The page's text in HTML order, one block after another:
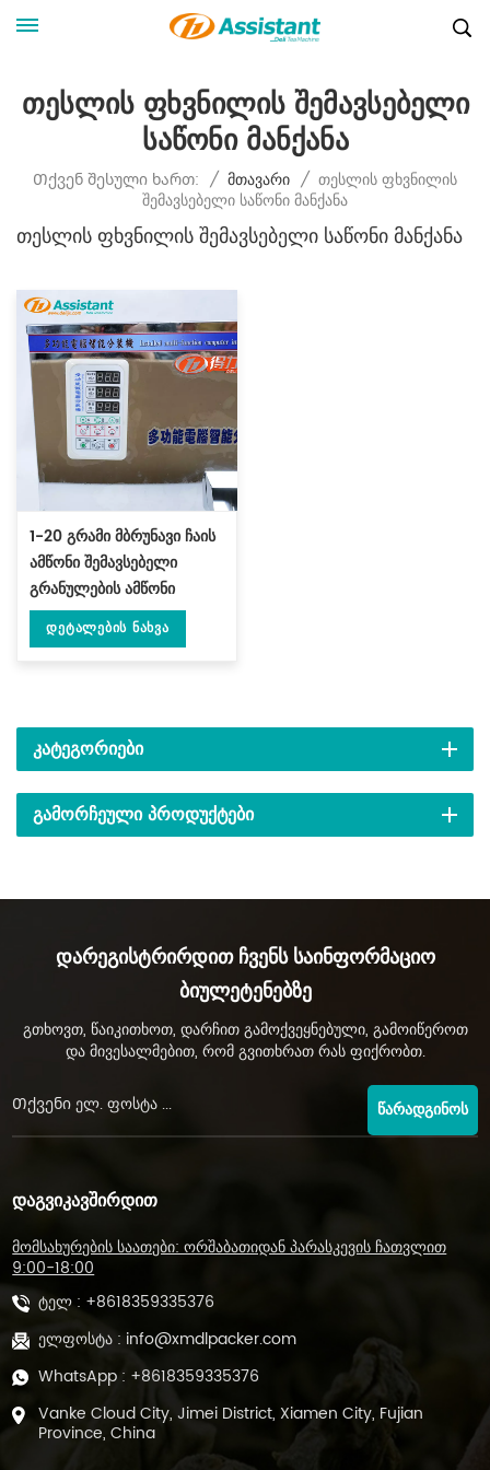
Თესლის Ფხვნილის Შემავსებელი
Საწონი Მანქანა
Თქვენ Შესული Ხართ: / Მთავარი / Თესლის Ფხვნილის
Შემავსებელი Საწონი Მანქანა
Თესლის Ფხვნილის Შემავსებელი Საწონი Მანქანა
1-20 გრამი მბრუნავი ჩაის
ამწონი შემავსებელი
გრანულების ამწონი
აპარატით DL-FZ-20
Დეტალების Ნახვა
ᲙᲐᲢᲔᲒᲝᲠᲘᲔᲑᲘ
ᲒᲐᲛᲝᲠᲩᲔᲣᲚᲘ ᲞᲠᲝᲓᲣᲥᲢᲔᲑᲘ
Დარეგისტრირდით Ჩვენს Საინფორმაციო
Ბიულეტენებზე
გთხოვთ, წაიკითხოთ, დარჩით გამოქვეყნებული, გამოიწეროთ
და მივესალმებით, რომ გვითხრათ რას ფიქრობთ.
ᲬᲐᲠᲐᲓᲒᲘᲜᲝᲡ
ᲓᲐᲒᲕᲘᲙᲐᲕᲨᲘᲠᲓᲘᲗ
მომსახურების საათები: ორშაბათიდან პარასკევის ჩათვლით
9:00-18:00
ტელ : +8618359335376
ელფოსტა : info@xmdlpacker.com
WhatsApp : +8618359335376
Vanke Cloud City, Jimei District, Xiamen City, Fujian
Province, China